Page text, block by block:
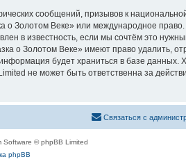
сообщений, призывов к
о Золотом Веке» или международное
в известность, если мы сочтём это
о Золотом Веке» имеют право удалить,
будет храниться в базе
не может быть ответственна за
Связаться с
Software © phpBB Limited
phpBB